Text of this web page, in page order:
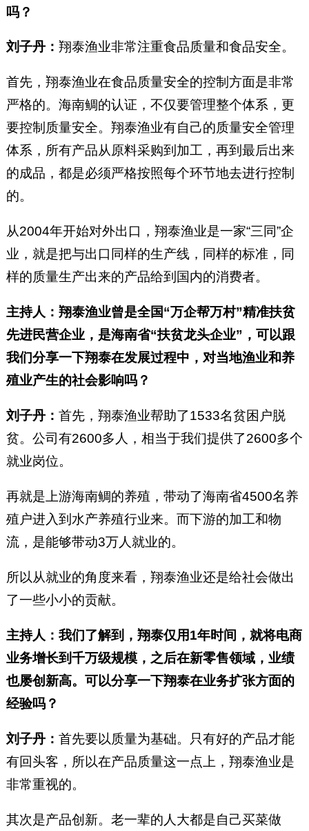
吗？
刘子丹： 翔泰渔业非常注重食品质量和食品安全。
首先，翔泰渔业在食品质量安全的控制方面是非常
严格的。海南鲷的认证，不仅要管理整个体系，更
要控制质量安全。翔泰渔业有自己的质量安全管理
体系，所有产品从原料采购到加工，再到最后出来
的成品，都是必须严格按照每个环节地去进行控制
的。
从2004年开始对外出口，翔泰渔业是一家“三同”企
业，就是把与出口同样的生产线，同样的标准，同
样的质量生产出来的产品给到国内的消费者。
主持人：翔泰渔业曾是全国“万企帮万村”精准扶贫
先进民营企业，是海南省“扶贫龙头企业”，可以跟
我们分享一下翔泰在发展过程中，对当地渔业和养
殖业产生的社会影响吗？
刘子丹： 首先，翔泰渔业帮助了1533名贫困户脱
贫。公司有2600多人，相当于我们提供了2600多个
就业岗位。
再就是上游海南鲷的养殖，带动了海南省4500名养
殖户进入到水产养殖行业来。而下游的加工和物
流，是能够带动3万人就业的。
所以从就业的角度来看，翔泰渔业还是给社会做出
了一些小小的贡献。
主持人：我们了解到，翔泰仅用1年时间，就将电商
业务增长到千万级规模，之后在新零售领域，业绩
也屡创新高。可以分享一下翔泰在业务扩张方面的
经验吗？
刘子丹： 首先要以质量为基础。只有好的产品才能
有回头客，所以在产品质量这一点上，翔泰渔业是
非常重视的。
其次是产品创新。老一辈的人大都是自己买菜做